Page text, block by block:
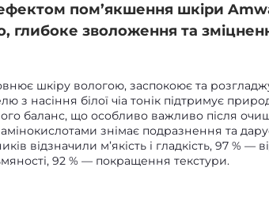
пом’якшення шкіри
зволоження та
шкіру вологою, заспокоює та
з насіння білої чіа тонік підтримує
баланс, що особливо важливо після
знімає подразнення та
відзначили м’якість і гладкість, 97 % —
92 % — покращення текстури.